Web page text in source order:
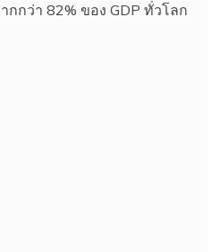
กว่า 82% ของ GDP ทั่วโลก